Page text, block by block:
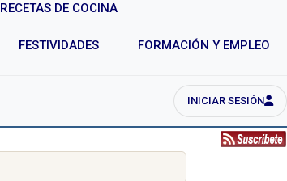
RECETAS DE COCINA
FESTIVIDADES FORMACIÓN Y EMPLEO
INICIAR SESIÓN